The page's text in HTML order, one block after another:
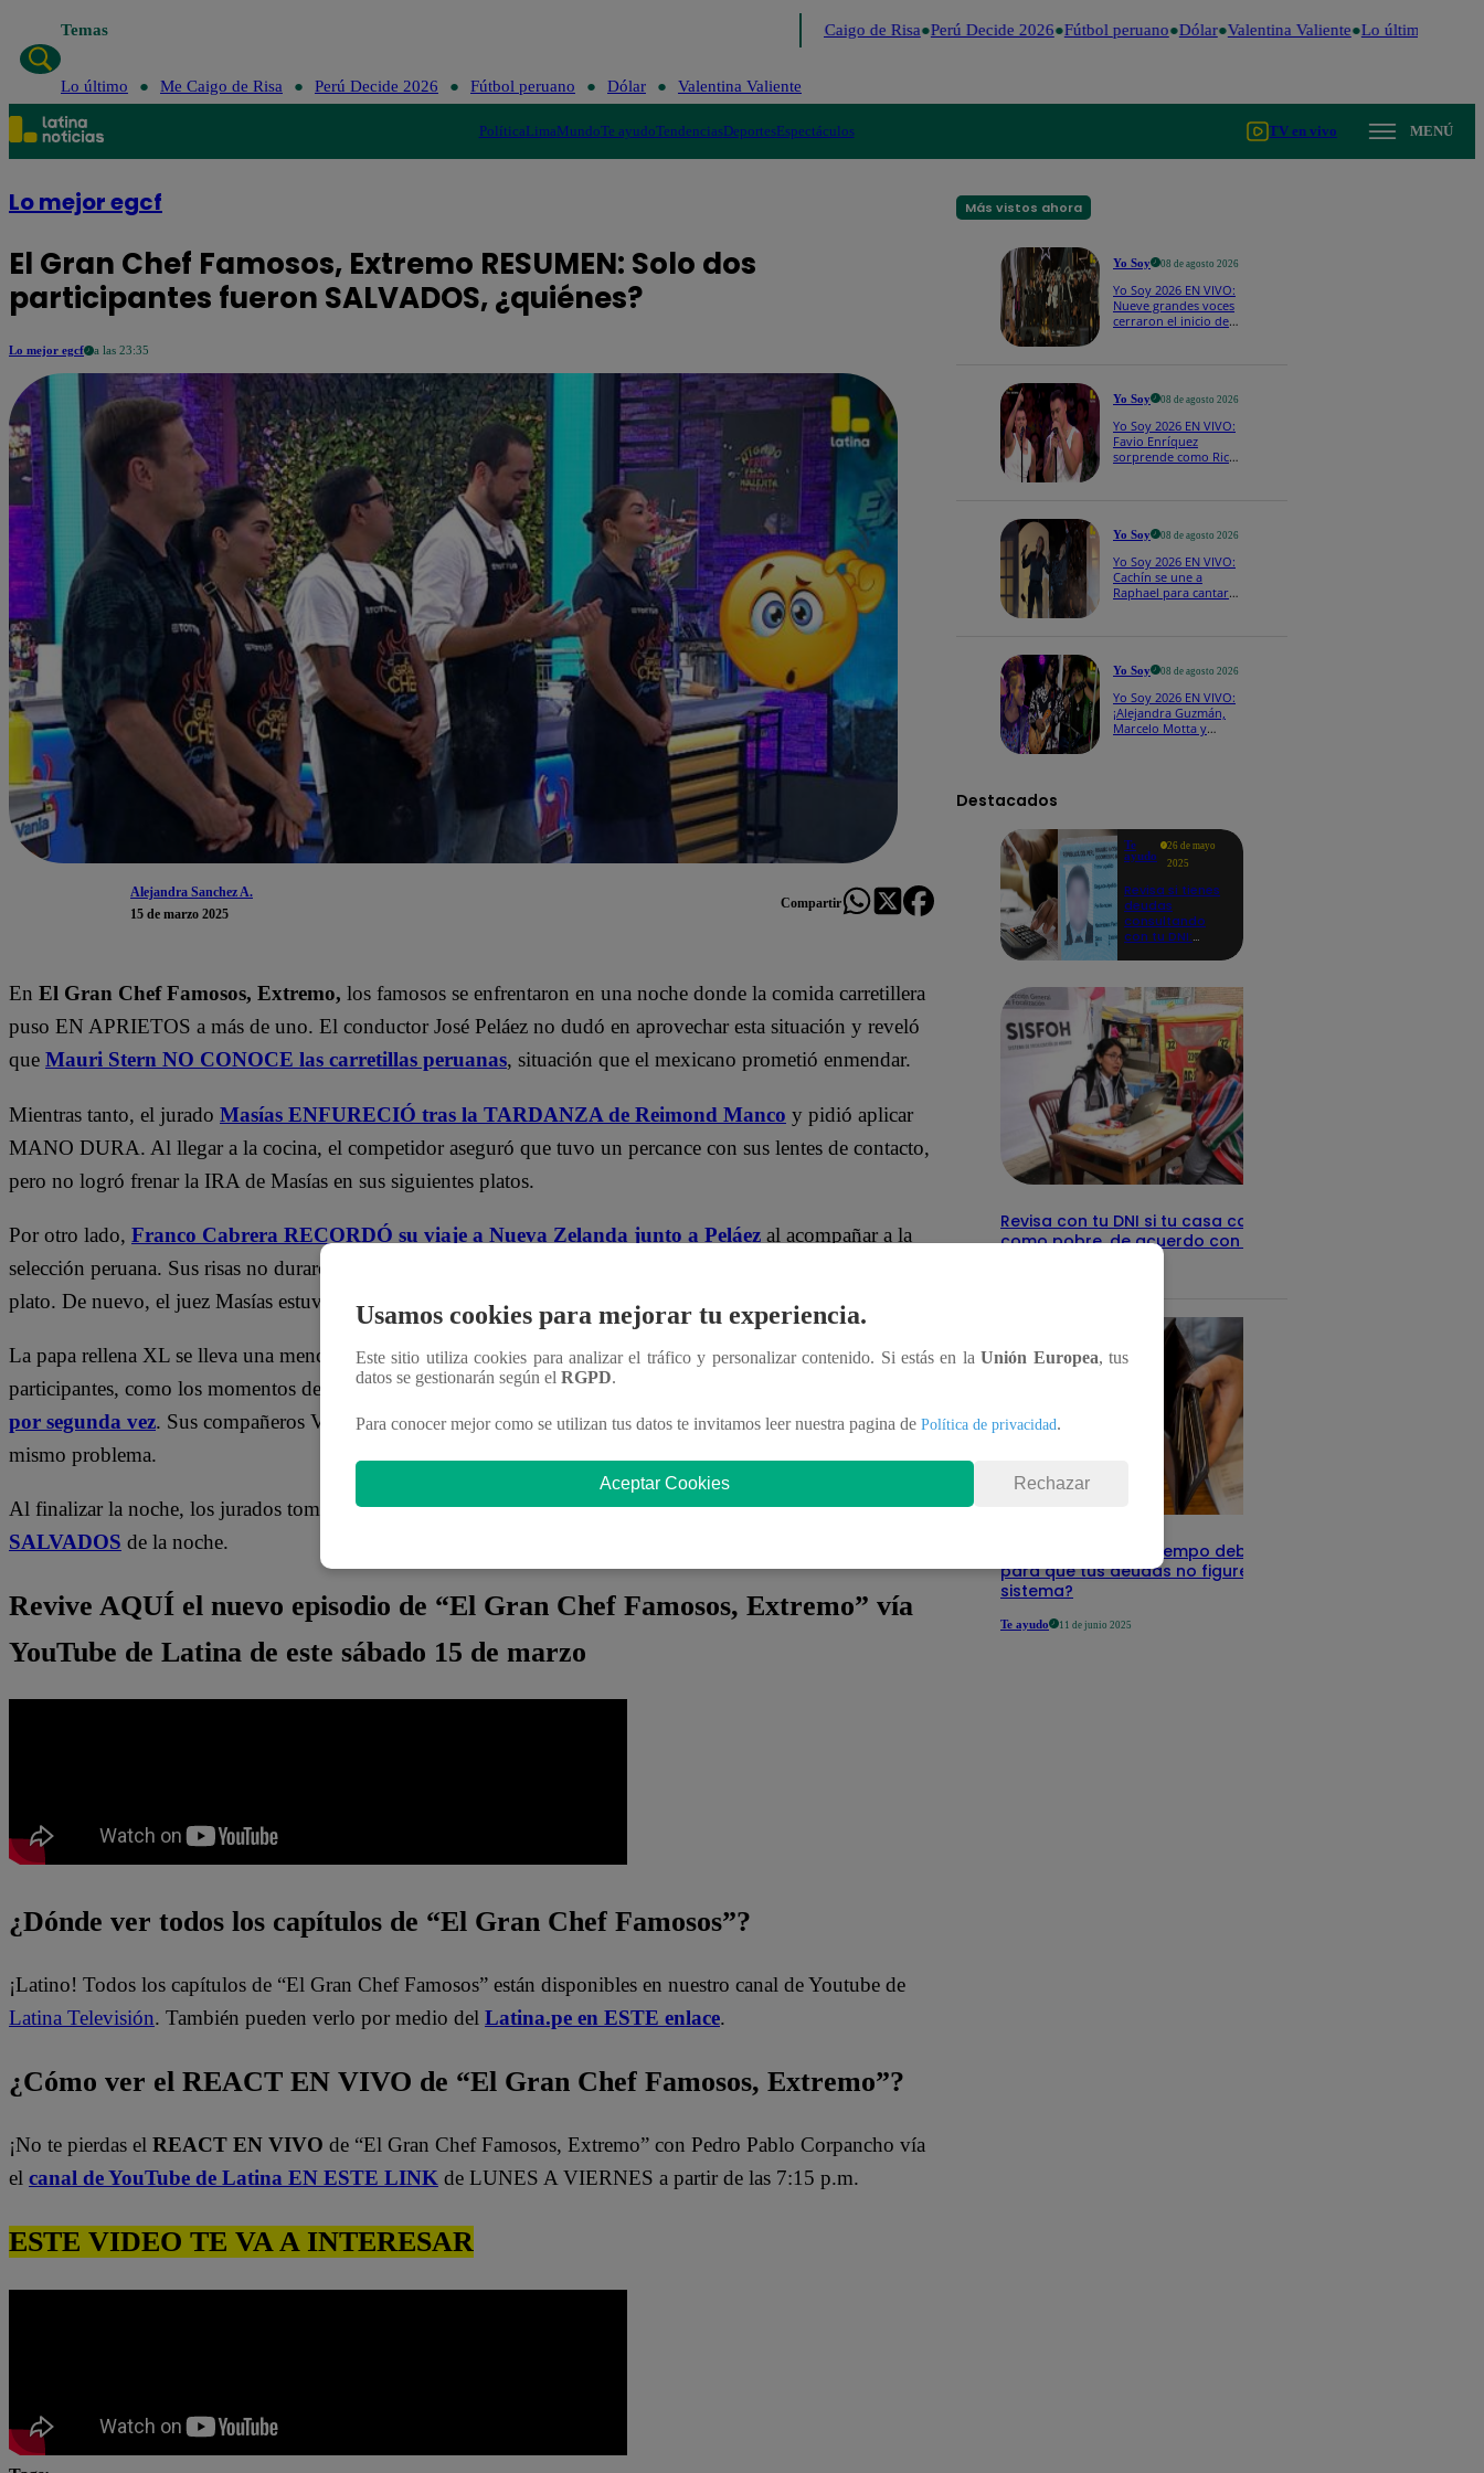
Temas Me Caigo de Risa Perú Decide 2026 Fútbol peruano Dólar Valentina Valiente Lo último
Lo último Me Caigo de Risa Perú Decide 2026 Fútbol peruano Dólar Valentina Valiente
PolíticaLimaMundoTe ayudoTendenciasDeportesEspectáculos TV en vivo MENÚ
Lo mejor egcf
El Gran Chef Famosos, Extremo RESUMEN: Solo dos
participantes fueron SALVADOS, ¿quiénes?
Lo mejor egcf a las 23:35
Alejandra Sanchez A.
15 de marzo 2025
Compartir
En El Gran Chef Famosos, Extremo, los famosos se enfrentaron en una noche donde la comida carretillera
puso EN APRIETOS a más de uno. El conductor José Peláez no dudó en aprovechar esta situación y reveló
que Mauri Stern NO CONOCE las carretillas peruanas, situación que el mexicano prometió enmendar.
Mientras tanto, el jurado Masías ENFURECIÓ tras la TARDANZA de Reimond Manco y pidió aplicar
MANO DURA. Al llegar a la cocina, el competidor aseguró que tuvo un percance con sus lentes de contacto,
pero no logró frenar la IRA de Masías en sus siguientes platos.
Por otro lado, Franco Cabrera RECORDÓ su viaje a Nueva Zelanda junto a Peláez al acompañar a la
selección peruana. Sus risas no duraron mucho, pues
plato. De nuevo, el juez Masías estuvo detrás de esta curiosa reacción.
La papa rellena XL se lleva una mención especial durante la noche carretillera al desquiciar a todos los
participantes, como los momentos de tensión vivióReimond Manco al DESTROZAR su papa rellena
por segunda vez. Sus compañeros Vania Bludau, Mauri Stern y Claudia Portocarrero batallaron contra el
mismo problema.
Al finalizar la noche, los jurados tomaron la “fácil” decisión de elegir a losSENTENCIADOS y
SALVADOS de la noche.
Revive AQUÍ el nuevo episodio de “El Gran Chef Famosos, Extremo” vía
YouTube de Latina de este sábado 15 de marzo
¿Dónde ver todos los capítulos de “El Gran Chef Famosos”?
¡Latino! Todos los capítulos de “El Gran Chef Famosos” están disponibles en nuestro canal de Youtube de
Latina Televisión. También pueden verlo por medio del Latina.pe en ESTE enlace.
¿Cómo ver el REACT EN VIVO de “El Gran Chef Famosos, Extremo”?
¡No te pierdas el REACT EN VIVO de “El Gran Chef Famosos, Extremo” con Pedro Pablo Corpancho vía
el canal de YouTube de Latina EN ESTE LINK de LUNES A VIERNES a partir de las 7:15 p.m.
ESTE VIDEO TE VA A INTERESAR
Más vistos ahora
Yo Soy 08 de agosto 2026
Yo Soy 2026 EN VIVO:
Nueve grandes voces
cerraron el inicio de
Yo Soy 08 de agosto 2026
Yo Soy 2026 EN VIVO:
Favio Enríquez
sorprende como Ricky
Yo Soy 08 de agosto 2026
Yo Soy 2026 EN VIVO:
Cachín se une a
Raphael para cantar
Yo Soy 08 de agosto 2026
Yo Soy 2026 EN VIVO:
¡Alejandra Guzmán,
Marcelo Motta y
Destacados
Te
ayudo
26 de mayo
2025
Revisa si tienes
deudas
consultando
con tu DNI:
Revisa con tu DNI si tu casa califica
como pobre, de acuerdo con el Sisfoh
Infocorp: ¿Cuánto tiempo debe pasar
para que tus deudas no figuren en su
sistema?
Te ayudo 11 de junio 2025
Usamos cookies para mejorar tu experiencia.
Este sitio utiliza cookies para analizar el tráfico y personalizar contenido. Si estás en laUnión Europea, tus
datos se gestionarán según el RGPD.
Para conocer mejor como se utilizan tus datos te invitamos leer nuestra pagina de Política de privacidad.
Aceptar Cookies Rechazar